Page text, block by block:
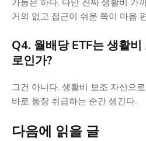
가능은 하다. 다만 진짜 생활비 가
거의 없고 접근이 쉬운 쪽이 마음
Q4. 월배당 ETF는 생활
로인가?
그건 아니다. 생활비 보조 자산으
바로 통장 취급하는 순간 생긴다.
다음에 읽을 글